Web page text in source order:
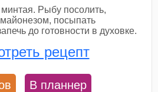
Рыбу посолить,
посыпать
до готовности в духовке.
рецепт
В планнер